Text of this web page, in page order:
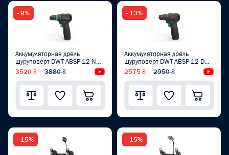
- 9%
Аккумуляторная дрель
шуруповерт DWT ABSP-12 NQ-
2 BMC
3520 ₴ 3880 ₴ Видеообзор
- 13%
Аккумуляторная дрель
шуруповерт DWT ABSP-12 DN-
2
2575 ₴ 2950 ₴
- 15% - 15%